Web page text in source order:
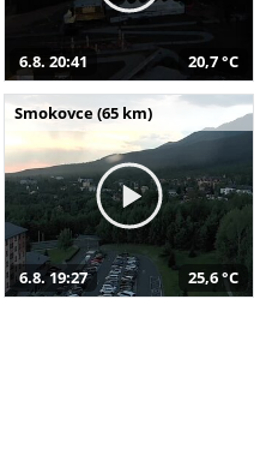
6.8. 20:41 20,7 °C
Smokovce (65 km)
6.8. 19:27 25,6 °C